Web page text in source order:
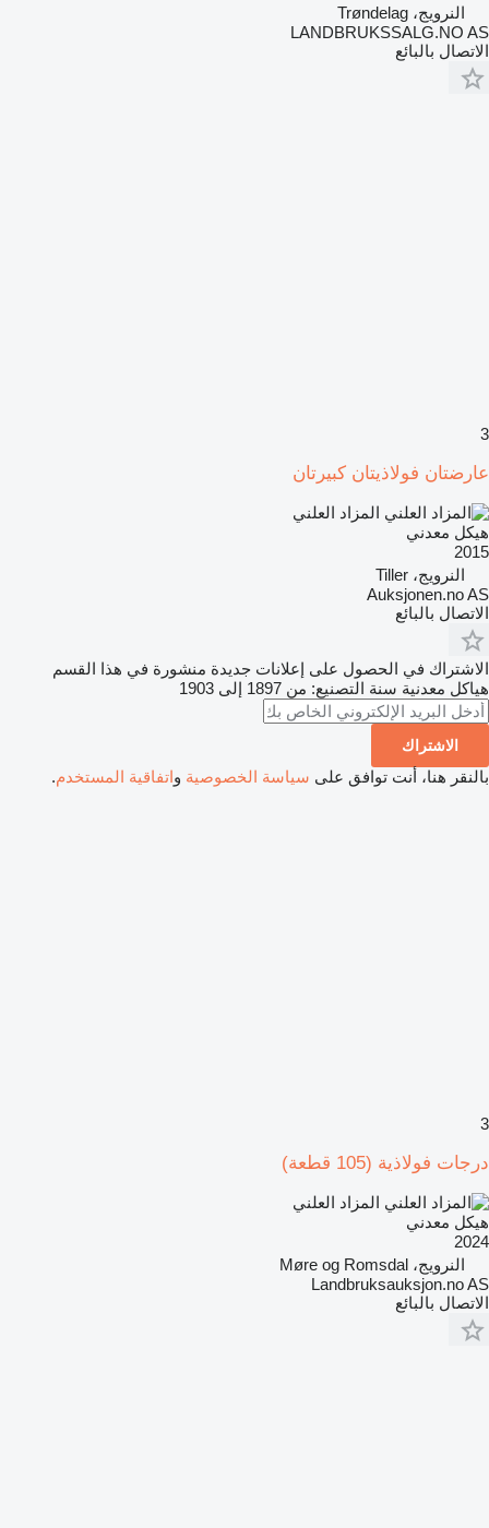
النرويج، Trøndelag
LANDBRUKSSALG.NO AS
الاتصال بالبائع
3
عارضتان فولاذيتان كبيرتان
المزاد العلني
هيكل معدني
2015
النرويج، Tiller
Auksjonen.no AS
الاتصال بالبائع
الاشتراك في الحصول على إعلانات جديدة منشورة في هذا القسم
هياكل معدنية سنة التصنيع: من 1897 إلى 1903
الاشتراك
بالنقر هنا، أنت توافق على سياسة الخصوصية واتفاقية المستخدم.
3
درجات فولاذية (105 قطعة)
المزاد العلني
هيكل معدني
2024
النرويج، Møre og Romsdal
Landbruksauksjon.no AS
الاتصال بالبائع